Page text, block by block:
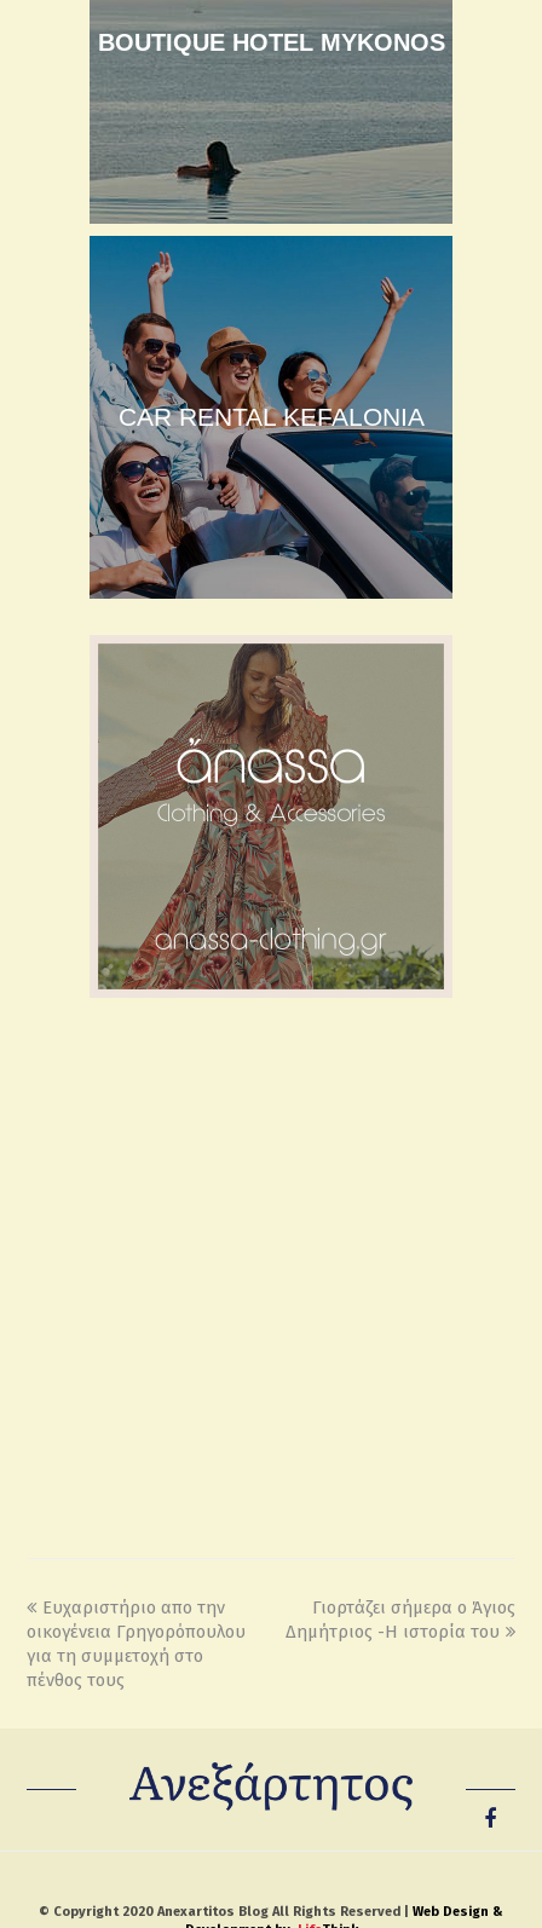
BOUTIQUE HOTEL MYKONOS
CAR RENTAL KEFALONIA
Ευχαριστήριο απο την
οικογένεια Γρηγορόπουλου
για τη συμμετοχή στο
πένθος τους
Γιορτάζει σήμερα ο Άγιος
Δημήτριος -Η ιστορία του
© Copyright 2020 Anexartitos Blog All Rights Reserved | Web Design &